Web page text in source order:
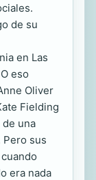
de su
en Las
eso
Oliver
Fielding
una
Pero sus
era nada